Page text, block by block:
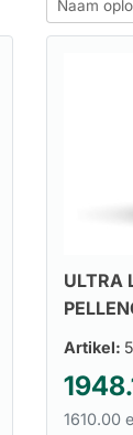
ULTRA
Artikel:
1610.00